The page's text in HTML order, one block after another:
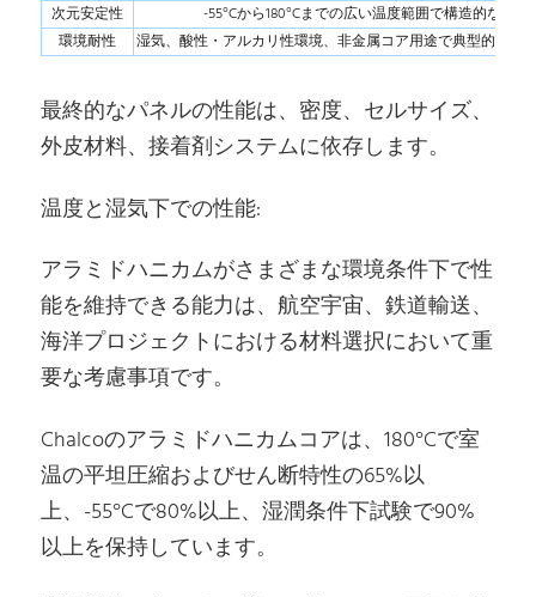
次元安定性
-55°Cから180°Cまでの広い温度範囲で構造的な強
環境耐性
湿気、酸性・アルカリ性環境、非金属コア用途で典型的な腐
最終的なパネルの性能は、密度、セルサイズ、
外皮材料、接着剤システムに依存します。
温度と湿気下での性能:
アラミドハニカムがさまざまな環境条件下で性
能を維持できる能力は、航空宇宙、鉄道輸送、
海洋プロジェクトにおける材料選択において重
要な考慮事項です。
Chalcoのアラミドハニカムコアは、180°Cで室
温の平坦圧縮およびせん断特性の65%以
上、-55°Cで80%以上、湿潤条件下試験で90%
以上を保持しています。